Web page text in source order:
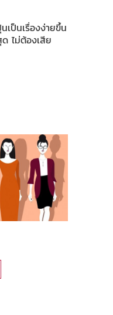
ป็นเรื่องง่ายขึ้น
ไม่ต้องเสีย